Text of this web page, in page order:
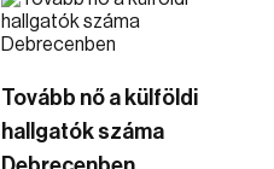
Tovább nő a külföldi
hallgatók száma